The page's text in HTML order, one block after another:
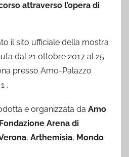
attraverso l’opera di
il sito ufficiale della mostra
dal 21 ottobre 2017 al 25
presso Amo-Palazzo
.
e organizzata da Amo
Fondazione Arena di
, Arthemisia, Mondo